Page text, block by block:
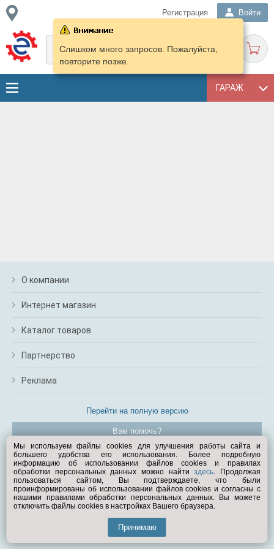
Регистрация Войти
ГАРАЖ
Слишком много запросов. Пожалуйста,
повторите позже.
О компании
Интернет магазин
Каталог товаров
Партнерство
Реклама
Перейти на полную версию
Вам помочь?
© Exist.ru 1998—2026
Мы используем файлы cookies для улучшения работы сайта и
большего удобства его использования. Более подробную
информацию об использовании файлов cookies и правилах
обработки персональных данных можно найтиздесь. Продолжая
пользоваться сайтом, Вы подтверждаете, что были
проинформированы об использовании файлов cookies и согласны с
нашими правилами обработки персональных данных. Вы можете
отключить файлы cookies в настройках Вашего браузера.
Принимаю